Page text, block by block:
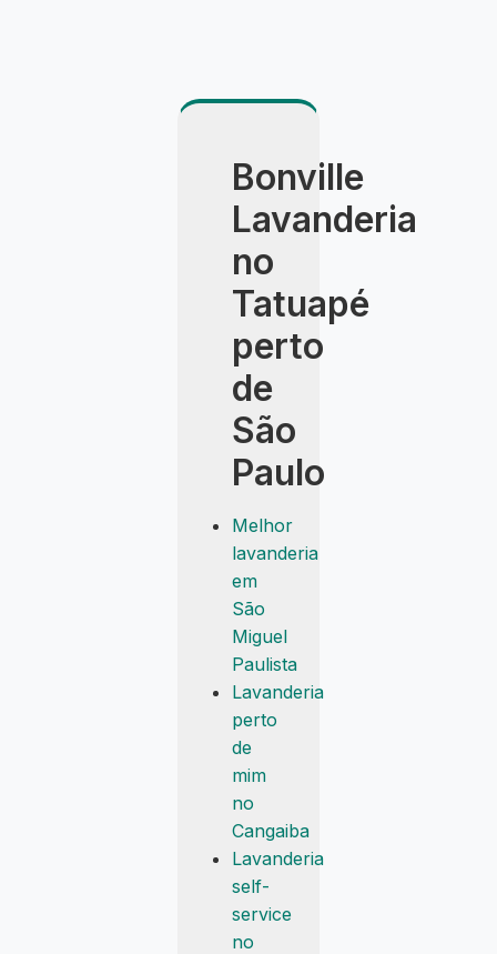
Bonville
Lavanderia
no
Tatuapé
perto
de
São
Paulo
Melhor
lavanderia
em
São
Miguel
Paulista
Lavanderia
perto
de
mim
no
Cangaiba
Lavanderia
self-
service
no